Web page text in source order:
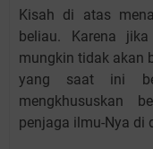
Kisah di atas
beliau. Karena
mungkin tidak akan
yang saat ini
mengkhususkan
penjaga ilmu-Nya di